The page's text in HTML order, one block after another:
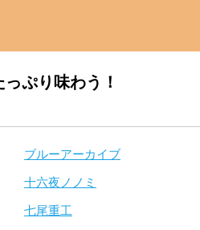
ぷり味わう！
ブルーアーカイブ
十六夜ノノミ
七尾重工